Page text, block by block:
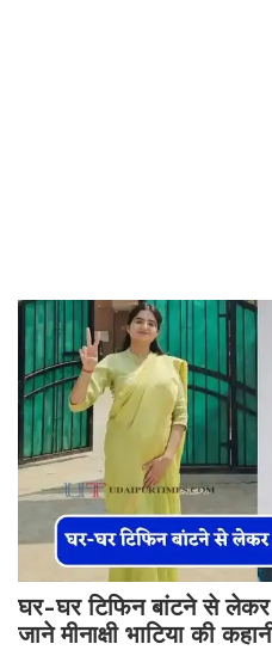
घर-घर टिफिन बांटने से
जाने मीनाक्षी भाटिया की